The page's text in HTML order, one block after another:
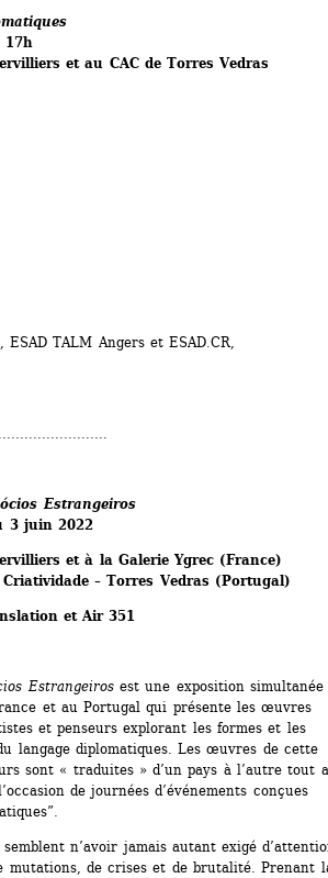
17h
et au CAC de Torres Vedras
ESAD TALM Angers et ESAD.CR,
Estrangeiros
3 juin 2022
et à la Galerie Ygrec (France)
– Torres Vedras (Portugal)
et Air 351
Estrangeirosest une exposition simultanée
et au Portugal qui présente les œuvres
et penseurs explorant les formes et les
langage diplomatiques. Les œuvres de cette
sont « traduites » d’un pays à l’autre tout
de journées d’événements conçues
n’avoir jamais autant exigé
mutations, de crises et de brutalité. Prenant